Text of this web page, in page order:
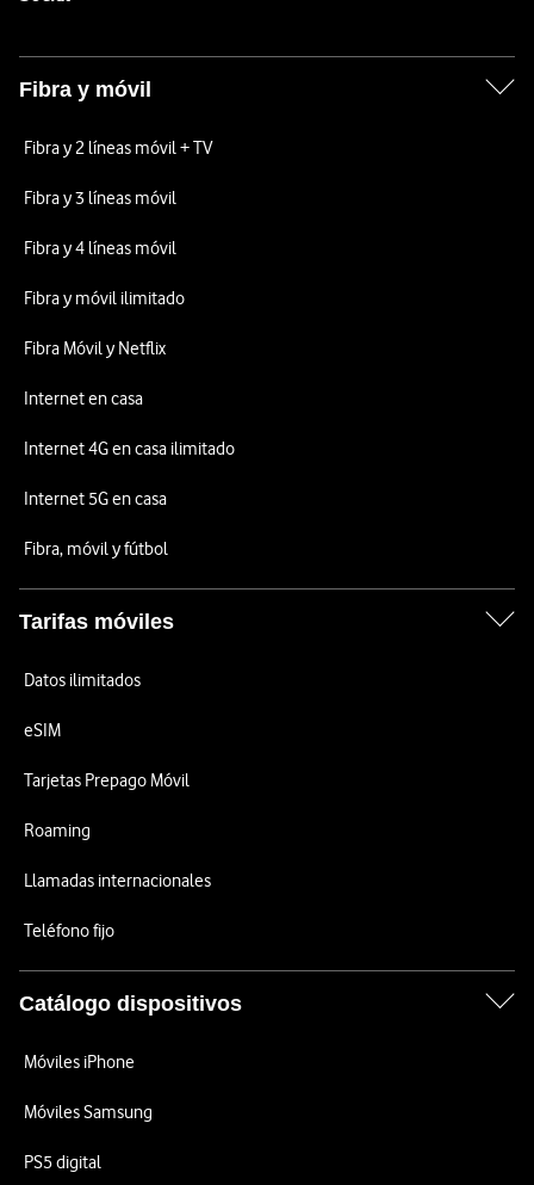
Fibra y móvil
Fibra y 2 líneas móvil + TV
Fibra y 3 líneas móvil
Fibra y 4 líneas móvil
Fibra y móvil ilimitado
Fibra Móvil y Netflix
Internet en casa
Internet 4G en casa ilimitado
Internet 5G en casa
Fibra, móvil y fútbol
Tarifas móviles
Datos ilimitados
eSIM
Tarjetas Prepago Móvil
Roaming
Llamadas internacionales
Teléfono fijo
Catálogo dispositivos
Móviles iPhone
Móviles Samsung
PS5 digital